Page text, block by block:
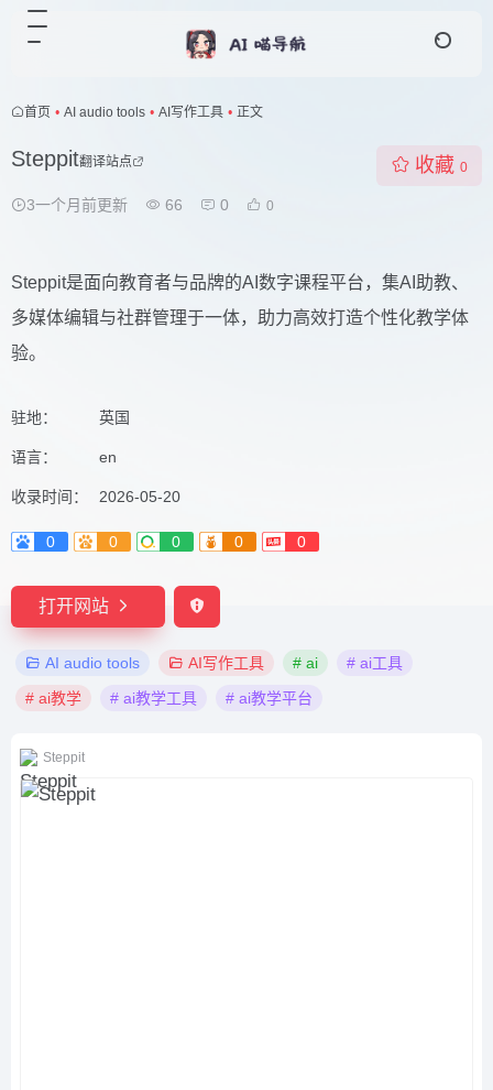
首页 • AI audio tools • AI写作工具 • 正文
Steppit翻译站点
3一个月前更新 66 0 0
收藏 0
Steppit是面向教育者与品牌的AI数字课程平台，集AI助教、
多媒体编辑与社群管理于一体，助力高效打造个性化教学体
验。
驻地： 英国
语言： en
收录时间： 2026-05-20
0 0 0 0 0
打开网站
AI audio tools AI写作工具 # ai
# ai工具
# ai教学
# ai教学工具 # ai教学平台
Steppit